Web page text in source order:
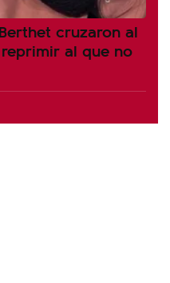
cruzaron al
al que no